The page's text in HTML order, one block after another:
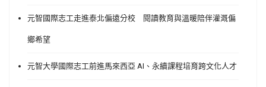
元智國際志工走進泰北偏遠分校 閱讀教育與溫暖陪伴灌溉偏
鄉希望
元智大學國際志工前進馬來西亞 AI、永續課程培育跨文化人才